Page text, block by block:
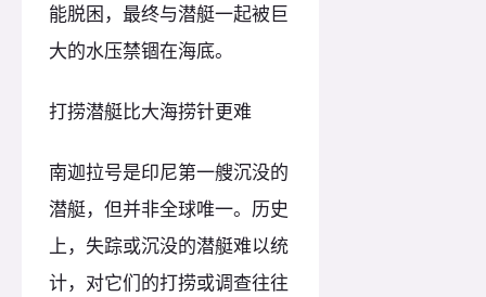
能脱困，最终与潜艇一起被巨
大的水压禁锢在海底。
打捞潜艇比大海捞针更难
南迦拉号是印尼第一艘沉没的
潜艇，但并非全球唯一。历史
上，失踪或沉没的潜艇难以统
计，对它们的打捞或调查往往